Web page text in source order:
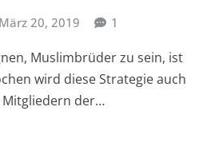
März 20, 2019 1
Muslimbrüder zu sein, ist
wird diese Strategie auch
der…